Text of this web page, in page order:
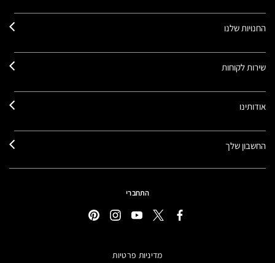
החנויות שלנו
שירות לקוחות
אודותינו
החשבון שלך
התחברי
מדיניות פרטיות